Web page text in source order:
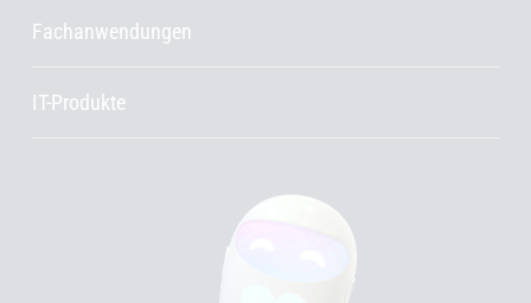
Fachanwendungen
IT-Produkte